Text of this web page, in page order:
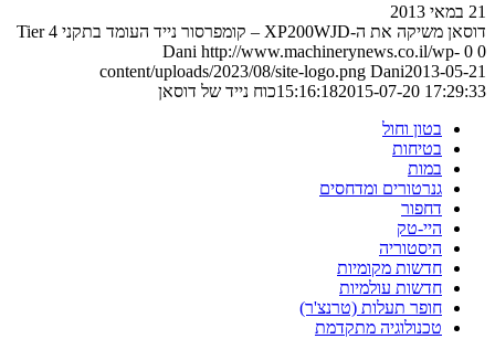
21 במאי 2013
דוסאן משיקה את ה-XP200WJD – קומפרסור נייד העומד בתקני Tier 4
0
0
Dani http://www.machinerynews.co.il/wp-
content/uploads/2023/08/site-logo.png Dani2013-05-21
15:16:182015-07-20 17:29:33
כוח נייד של דוסאן
בטון וחול
בטיחות
במות
גנרטורים ומדחסים
דחפור
היי-טק
היסטוריה
חדשות מקומיות
חדשות עולמיות
חופר תעלות (טרנצ'ר)
טכנולוגיה מתקדמת